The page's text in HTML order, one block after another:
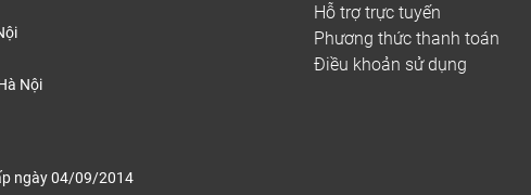
Nội
ngày 04/09/2014
Hỗ trợ trực tuyến
Phương thức thanh toán
Điều khoản sử dụng